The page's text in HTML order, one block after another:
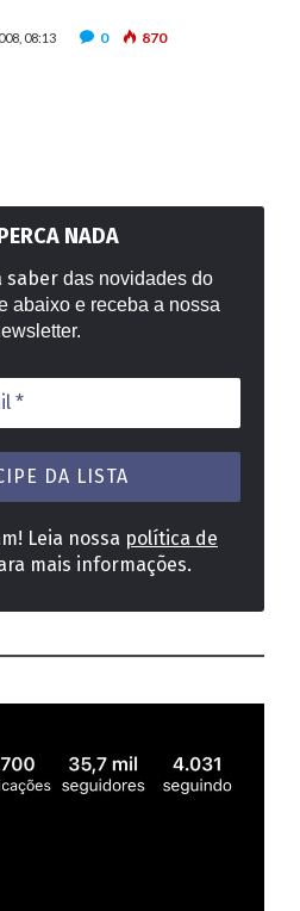
08:13 0 870
NADA
saber das novidades do
abaixo e receba a nossa
Leia nossa política de
mais informações.